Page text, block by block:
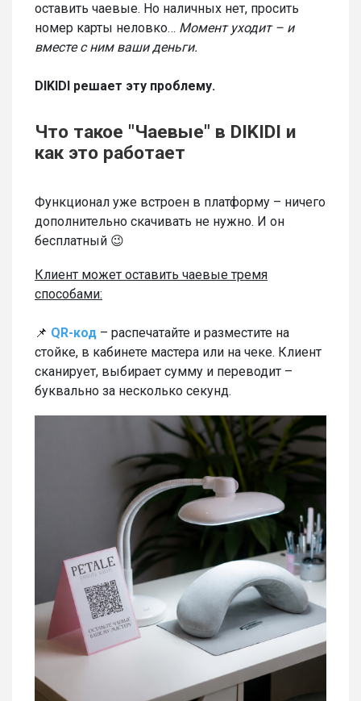
оставить чаевые. Но наличных нет, просить
номер карты неловко… Момент уходит – и
вместе с ним ваши деньги.
DIKIDI решает эту проблему.
Что такое "Чаевые" в DIKIDI и
как это работает
Функционал уже встроен в платформу – ничего
дополнительно скачивать не нужно. И он
бесплатный 😉
Клиент может оставить чаевые тремя
способами:
📌 QR-код – распечатайте и разместите на
стойке, в кабинете мастера или на чеке. Клиент
сканирует, выбирает сумму и переводит –
буквально за несколько секунд.